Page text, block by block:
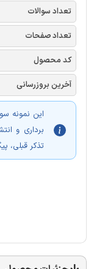
تعداد سوالات
تعداد صفحات
کد محصول
آخرین بروزرسانی
این نمونه
برداری و
تذکر قبلی،